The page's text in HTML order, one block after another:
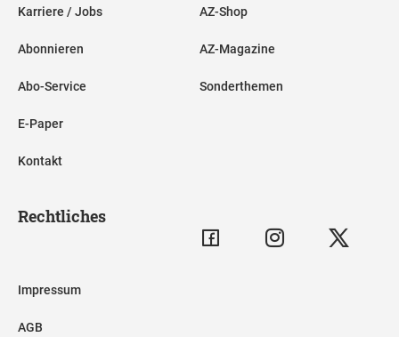
Karriere / Jobs
Abonnieren
Abo-Service
E-Paper
Kontakt
AZ-Shop
AZ-Magazine
Sonderthemen
Rechtliches
Impressum
AGB